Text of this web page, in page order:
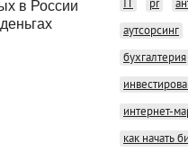
в России
IT pr
аутсорсинг
бухгалтерия
интернет-
как начать